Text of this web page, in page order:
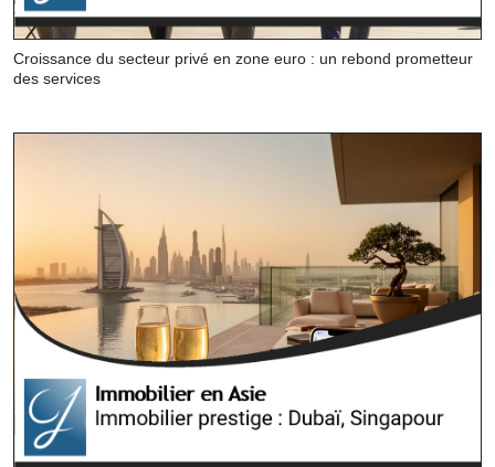
Croissance du secteur privé en zone euro : un rebond prometteur
des services